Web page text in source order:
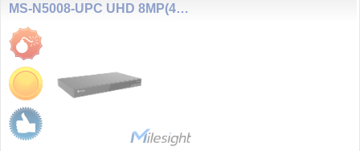
MS-N5008-UPC UHD 8MP(4K), 8 kanál NVR, 8x PoE